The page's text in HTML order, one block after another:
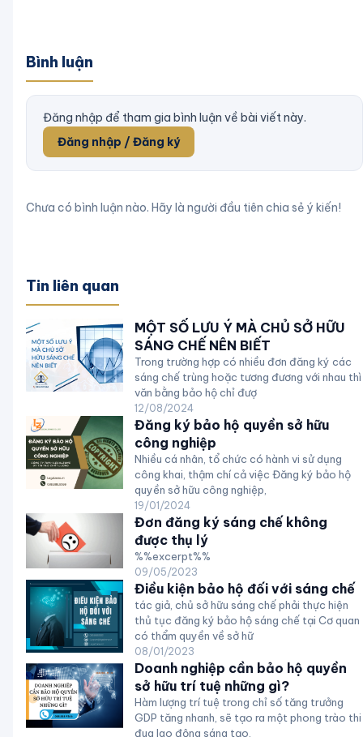
Bình luận
Đăng nhập để tham gia bình luận về bài viết này.
Đăng nhập / Đăng ký
Chưa có bình luận nào. Hãy là người đầu tiên chia sẻ ý kiến!
Tin liên quan
MỘT SỐ LƯU Ý MÀ CHỦ SỞ HỮU
SÁNG CHẾ NÊN BIẾT
Trong trường hợp có nhiều đơn đăng ký các
sáng chế trùng hoặc tương đương với nhau thì
văn bằng bảo hộ chỉ đượ
12/08/2024
Đăng ký bảo hộ quyền sở hữu
công nghiệp
Nhiều cá nhân, tổ chức có hành vi sử dụng
công khai, thậm chí cả việc Đăng ký bảo hộ
quyền sở hữu công nghiệp,
19/01/2024
Đơn đăng ký sáng chế không
được thụ lý
%%excerpt%%
09/05/2023
Điều kiện bảo hộ đối với sáng chế
tác giả, chủ sở hữu sáng chế phải thực hiện
thủ tục đăng ký bảo hộ sáng chế tại Cơ quan
có thẩm quyền về sở hữ
08/01/2023
Doanh nghiệp cần bảo hộ quyền
sở hữu trí tuệ những gì?
Hàm lượng trí tuệ trong chỉ số tăng trưởng
GDP tăng nhanh, sẽ tạo ra một phong trào thi
đua lao động sáng tạo,